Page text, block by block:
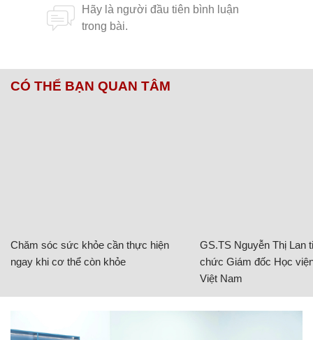
CÓ THỂ BẠN QUAN TÂM
Chăm sóc sức khỏe cần thực hiện
ngay khi cơ thể còn khỏe
GS.TS Nguyễn Thị Lan
chức Giám đốc Học
Việt Nam